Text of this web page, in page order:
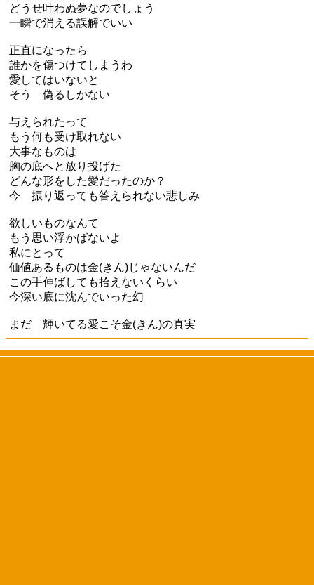
どうせ叶わぬ夢なのでしょう
一瞬で消える誤解でいい
正直になったら
誰かを傷つけてしまうわ
愛してはいないと
そう 偽るしかない
与えられたって
もう何も受け取れない
大事なものは
胸の底へと放り投げた
どんな形をした愛だったのか？
今 振り返っても答えられない悲しみ
欲しいものなんて
もう思い浮かばないよ
私にとって
価値あるものは金(きん)じゃないんだ
この手伸ばしても拾えないくらい
今深い底に沈んでいった幻
まだ 輝いてる愛こそ金(きん)の真実